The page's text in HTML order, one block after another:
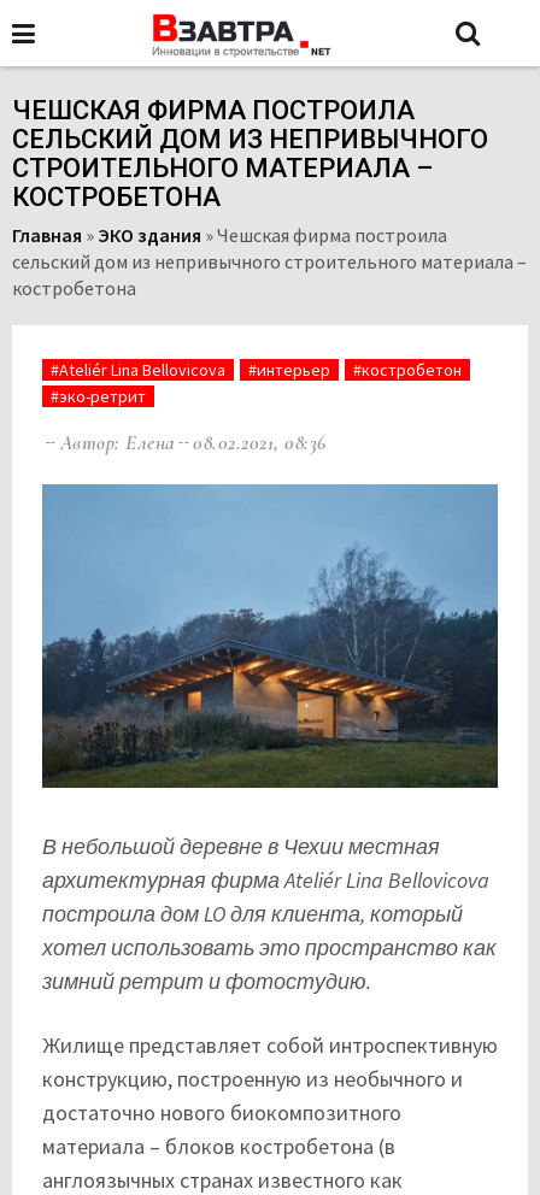
ЧЕШСКАЯ ФИРМА ПОСТРОИЛА
СЕЛЬСКИЙ ДОМ ИЗ НЕПРИВЫЧНОГО
СТРОИТЕЛЬНОГО МАТЕРИАЛА –
КОСТРОБЕТОНА
Главная » ЭКО здания »Чешская фирма построила
сельский дом из непривычного строительного материала –
костробетона
#Ateliér Lina Bellovicova #интерьер
#костробетон
#эко-ретрит
Автор: Елена 08.02.2021, 08:36
В небольшой деревне в Чехии местная
архитектурная фирма Ateliér Lina Bellovicova
построила дом LO для клиента, который
хотел использовать это пространство как
зимний ретрит и фотостудию.
Жилище представляет собой интроспективную
конструкцию, построенную из необычного и
достаточно нового биокомпозитного
материала – блоков костробетона (в
англоязычных странах известного как